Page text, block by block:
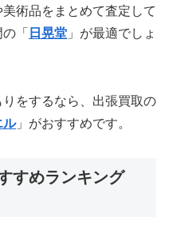
術品をまとめて査定して
「 日晃堂 」が最適でしょ
をするなら、出張買取の
ル」がおすすめです。
すめランキング